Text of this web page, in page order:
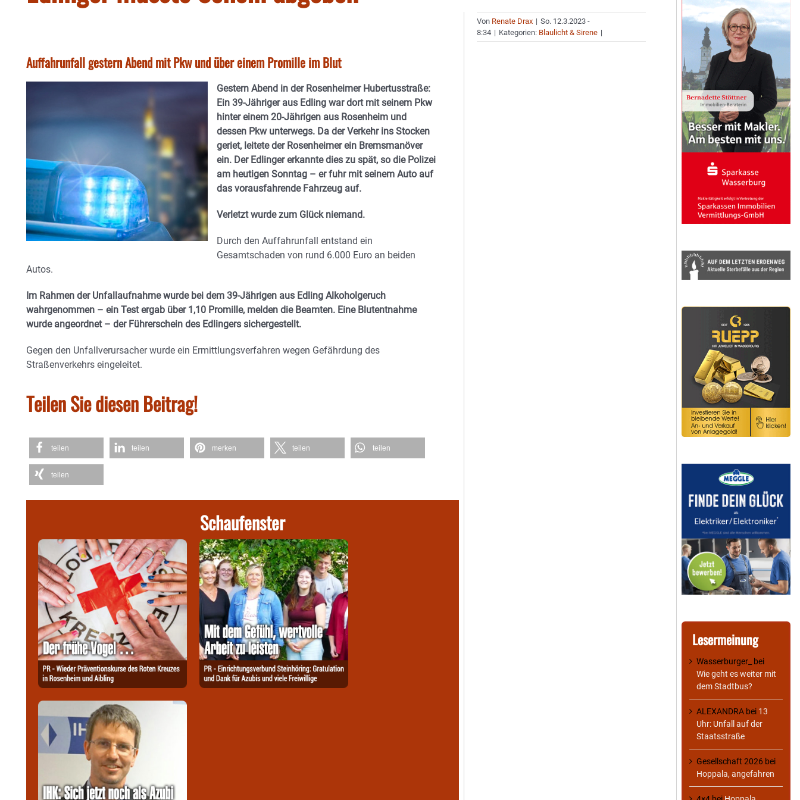
Auffahrunfall gestern Abend mit Pkw und über einem Promille im Blut
Gestern Abend in der Rosenheimer Hubertusstraße:
Ein 39-Jähriger aus Edling war dort mit seinem Pkw
hinter einem 20-Jährigen aus Rosenheim und
dessen Pkw unterwegs. Da der Verkehr ins Stocken
geriet, leitete der Rosenheimer ein Bremsmanöver
ein. Der Edlinger erkannte dies zu spät, so die Polizei
am heutigen Sonntag – er fuhr mit seinem Auto auf
das vorausfahrende Fahrzeug auf.
Verletzt wurde zum Glück niemand.
Durch den Auffahrunfall entstand ein
Gesamtschaden von rund 6.000 Euro an beiden
Autos.
Im Rahmen der Unfallaufnahme wurde bei dem 39-Jährigen aus Edling Alkoholgeruch
wahrgenommen – ein Test ergab über 1,10 Promille, melden die Beamten. Eine Blutentnahme
wurde angeordnet – der Führerschein des Edlingers sichergestellt.
Gegen den Unfallverursacher wurde ein Ermittlungsverfahren wegen Gefährdung des
Straßenverkehrs eingeleitet.
Teilen Sie diesen Beitrag!
teilen teilen merken teilen teilen
teilen
Schaufenster
Von Renate Drax | So. 12.3.2023 -
8:34 | Kategorien: Blaulicht & Sirene |
Lesermeinung
Wasserburger_
bei
Wie geht es weiter mit
dem Stadtbus?
ALEXANDRA bei 13
Uhr: Unfall auf der
Staatsstraße
Gesellschaft 2026 bei
Hoppala, angefahren